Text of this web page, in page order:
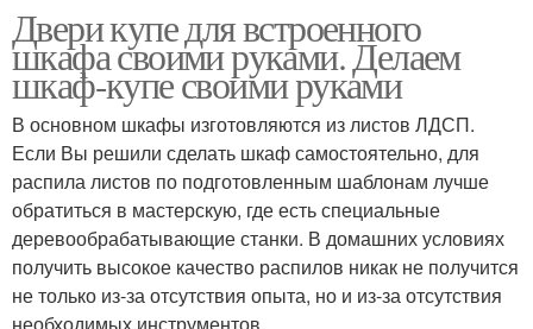
Двери купе для встроенного
шкафа своими руками. Делаем
шкаф-купе своими руками
В основном шкафы изготовляются из листов ЛДСП.
Если Вы решили сделать шкаф самостоятельно, для
распила листов по подготовленным шаблонам лучше
обратиться в мастерскую, где есть специальные
деревообрабатывающие станки. В домашних условиях
получить высокое качество распилов никак не получится
не только из-за отсутствия опыта, но и из-за отсутствия